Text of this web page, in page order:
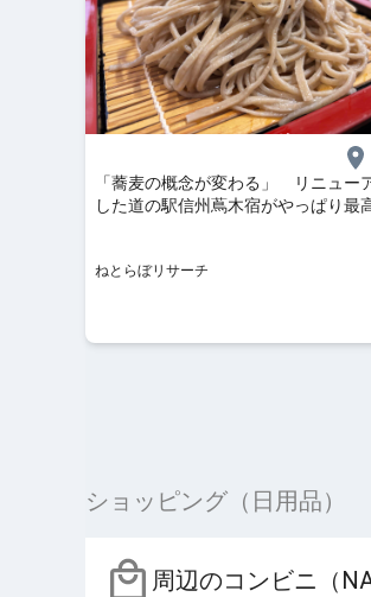
「蕎麦の概念が変わる」 リニュー
した道の駅信州蔦木宿がやっぱり最
県 ねとらぼリサーチ
ねとらぼリサーチ
ショッピング（日用品）
周辺のコンビニ（